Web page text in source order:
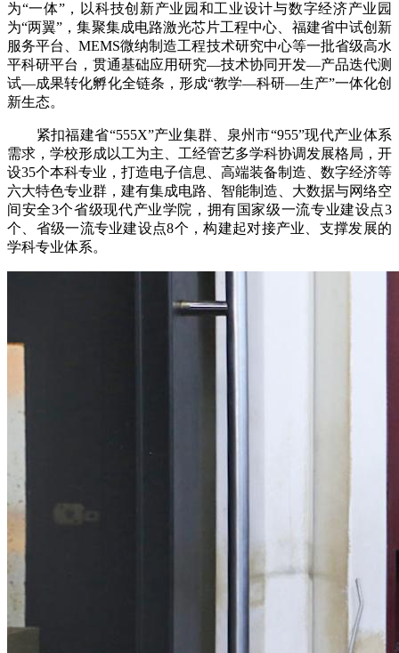
为“一体”，以科技创新产业园和工业设计与数字经济产业园
为“两翼”，集聚集成电路激光芯片工程中心、福建省中试创新
服务平台、MEMS微纳制造工程技术研究中心等一批省级高水
平科研平台，贯通基础应用研究—技术协同开发—产品迭代测
试—成果转化孵化全链条，形成“教学—科研—生产”一体化创
新生态。
紧扣福建省“555X”产业集群、泉州市“955”现代产业体系
需求，学校形成以工为主、工经管艺多学科协调发展格局，开
设35个本科专业，打造电子信息、高端装备制造、数字经济等
六大特色专业群，建有集成电路、智能制造、大数据与网络空
间安全3个省级现代产业学院，拥有国家级一流专业建设点3
个、省级一流专业建设点8个，构建起对接产业、支撑发展的
学科专业体系。